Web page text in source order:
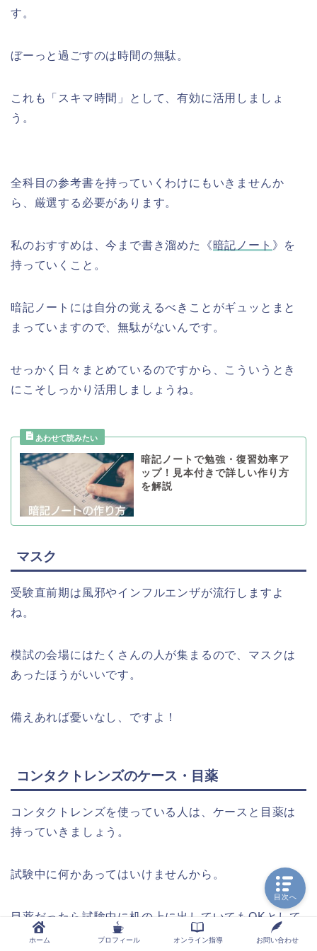
す。
ぼーっと過ごすのは時間の無駄。
これも「スキマ時間」として、有効に活用しましょ
う。
全科目の参考書を持っていくわけにもいきませんか
ら、厳選する必要があります。
私のおすすめは、今まで書き溜めた《暗記ノート 》を
持っていくこと。
暗記ノートには自分の覚えるべきことがギュッとまと
まっていますので、無駄がないんです。
せっかく日々まとめているのですから、こういうとき
にこそしっかり活用しましょうね。
暗記ノートで勉強・復習効率ア
ップ！見本付きで詳しい作り方
を解説
マスク
受験直前期は風邪やインフルエンザが流行しますよ
ね。
模試の会場にはたくさんの人が集まるので、マスクは
あったほうがいいです。
備えあれば憂いなし、ですよ！
コンタクトレンズのケース・目薬
コンタクトレンズを使っている人は、ケースと目薬は
持っていきましょう。
試験中に何かあってはいけませんから。
目薬だったら試験中に机の上に出していてもOKとして
いることが多いです。
ホーム プロフィール オンライン指導 お問い合わせ
目次へ